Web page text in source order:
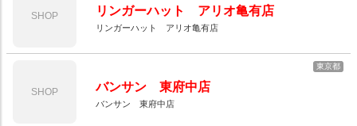
SHOP リンガーハット アリオ亀有店
リンガーハット アリオ亀有店
SHOP
東京都
バンサン 東府中店
バンサン 東府中店